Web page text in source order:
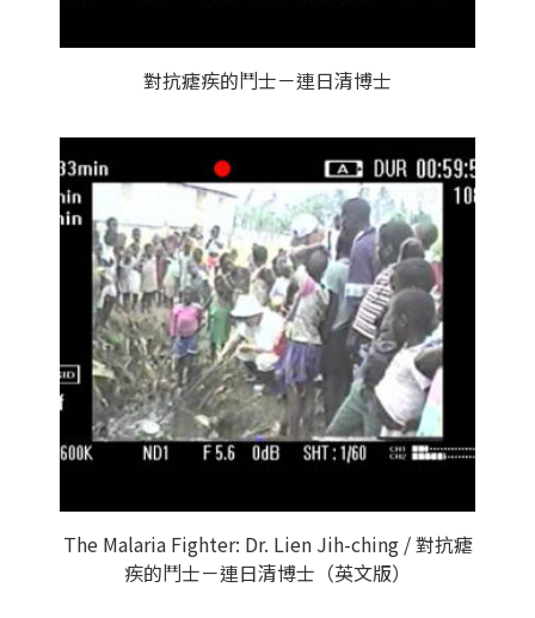
對抗瘧疾的鬥士－連日清博士
The Malaria Fighter: Dr. Lien Jih-ching / 對抗瘧
疾的鬥士－連日清博士（英文版）